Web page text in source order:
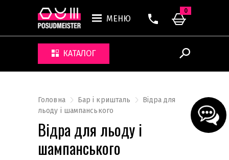
МЕНЮ
КАТАЛОГ
0
Головна Бар і кришталь
Відра для
льоду і шампанського
Відра для льоду і
шампанського